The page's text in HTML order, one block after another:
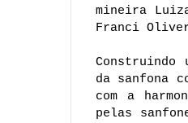
mineira
Franci
Construindo
da sanfona
com a
pelas